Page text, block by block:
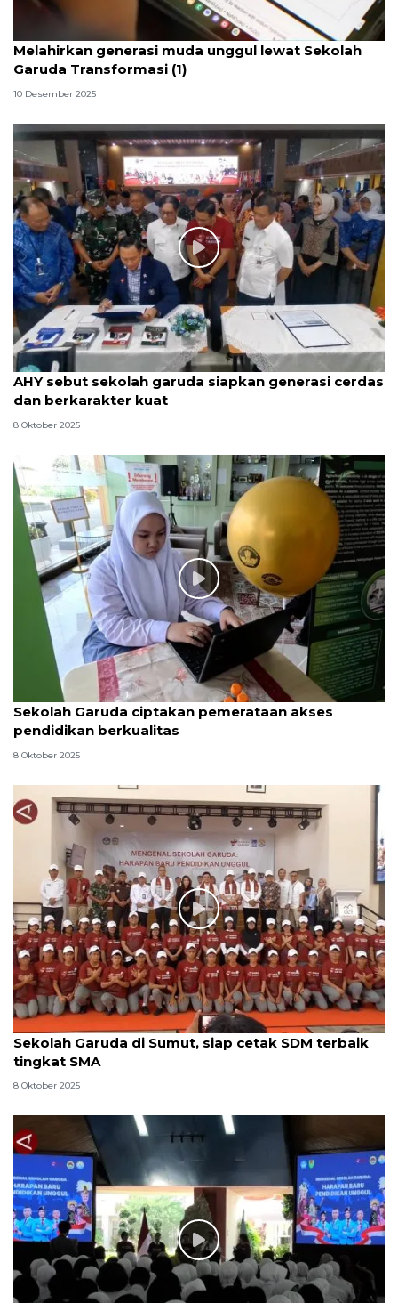
Melahirkan generasi muda unggul lewat Sekolah
Garuda Transformasi (1)
10 Desember 2025
AHY sebut sekolah garuda siapkan generasi cerdas
dan berkarakter kuat
8 Oktober 2025
Sekolah Garuda ciptakan pemerataan akses
pendidikan berkualitas
8 Oktober 2025
Sekolah Garuda di Sumut, siap cetak SDM terbaik
tingkat SMA
8 Oktober 2025